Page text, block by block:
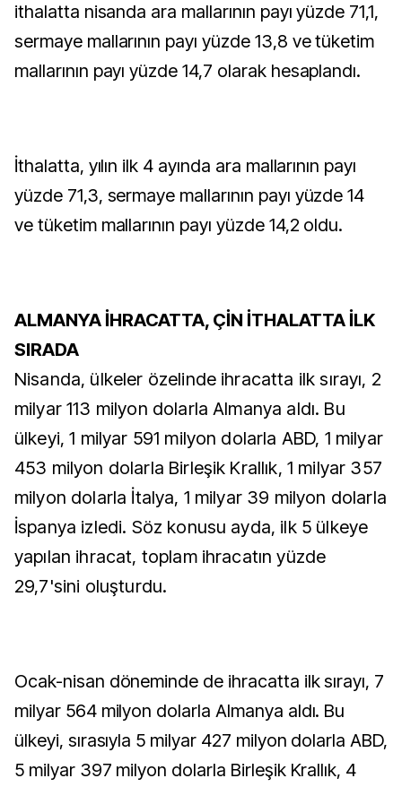
ithalatta nisanda ara mallarının payı yüzde 71,1,
sermaye mallarının payı yüzde 13,8 ve tüketim
mallarının payı yüzde 14,7 olarak hesaplandı.
İthalatta, yılın ilk 4 ayında ara mallarının payı
yüzde 71,3, sermaye mallarının payı yüzde 14
ve tüketim mallarının payı yüzde 14,2 oldu.
ALMANYA İHRACATTA, ÇİN İTHALATTA İLK
SIRADA
Nisanda, ülkeler özelinde ihracatta ilk sırayı, 2
milyar 113 milyon dolarla Almanya aldı. Bu
ülkeyi, 1 milyar 591 milyon dolarla ABD, 1 milyar
453 milyon dolarla Birleşik Krallık, 1 milyar 357
milyon dolarla İtalya, 1 milyar 39 milyon dolarla
İspanya izledi. Söz konusu ayda, ilk 5 ülkeye
yapılan ihracat, toplam ihracatın yüzde
29,7'sini oluşturdu.
Ocak-nisan döneminde de ihracatta ilk sırayı, 7
milyar 564 milyon dolarla Almanya aldı. Bu
ülkeyi, sırasıyla 5 milyar 427 milyon dolarla ABD,
5 milyar 397 milyon dolarla Birleşik Krallık, 4